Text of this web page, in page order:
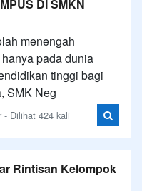
DI SMKN
menengah
pada dunia
tinggi bagi
SMK Neg
- Dilihat 424 kali
Rintisan Kelompok